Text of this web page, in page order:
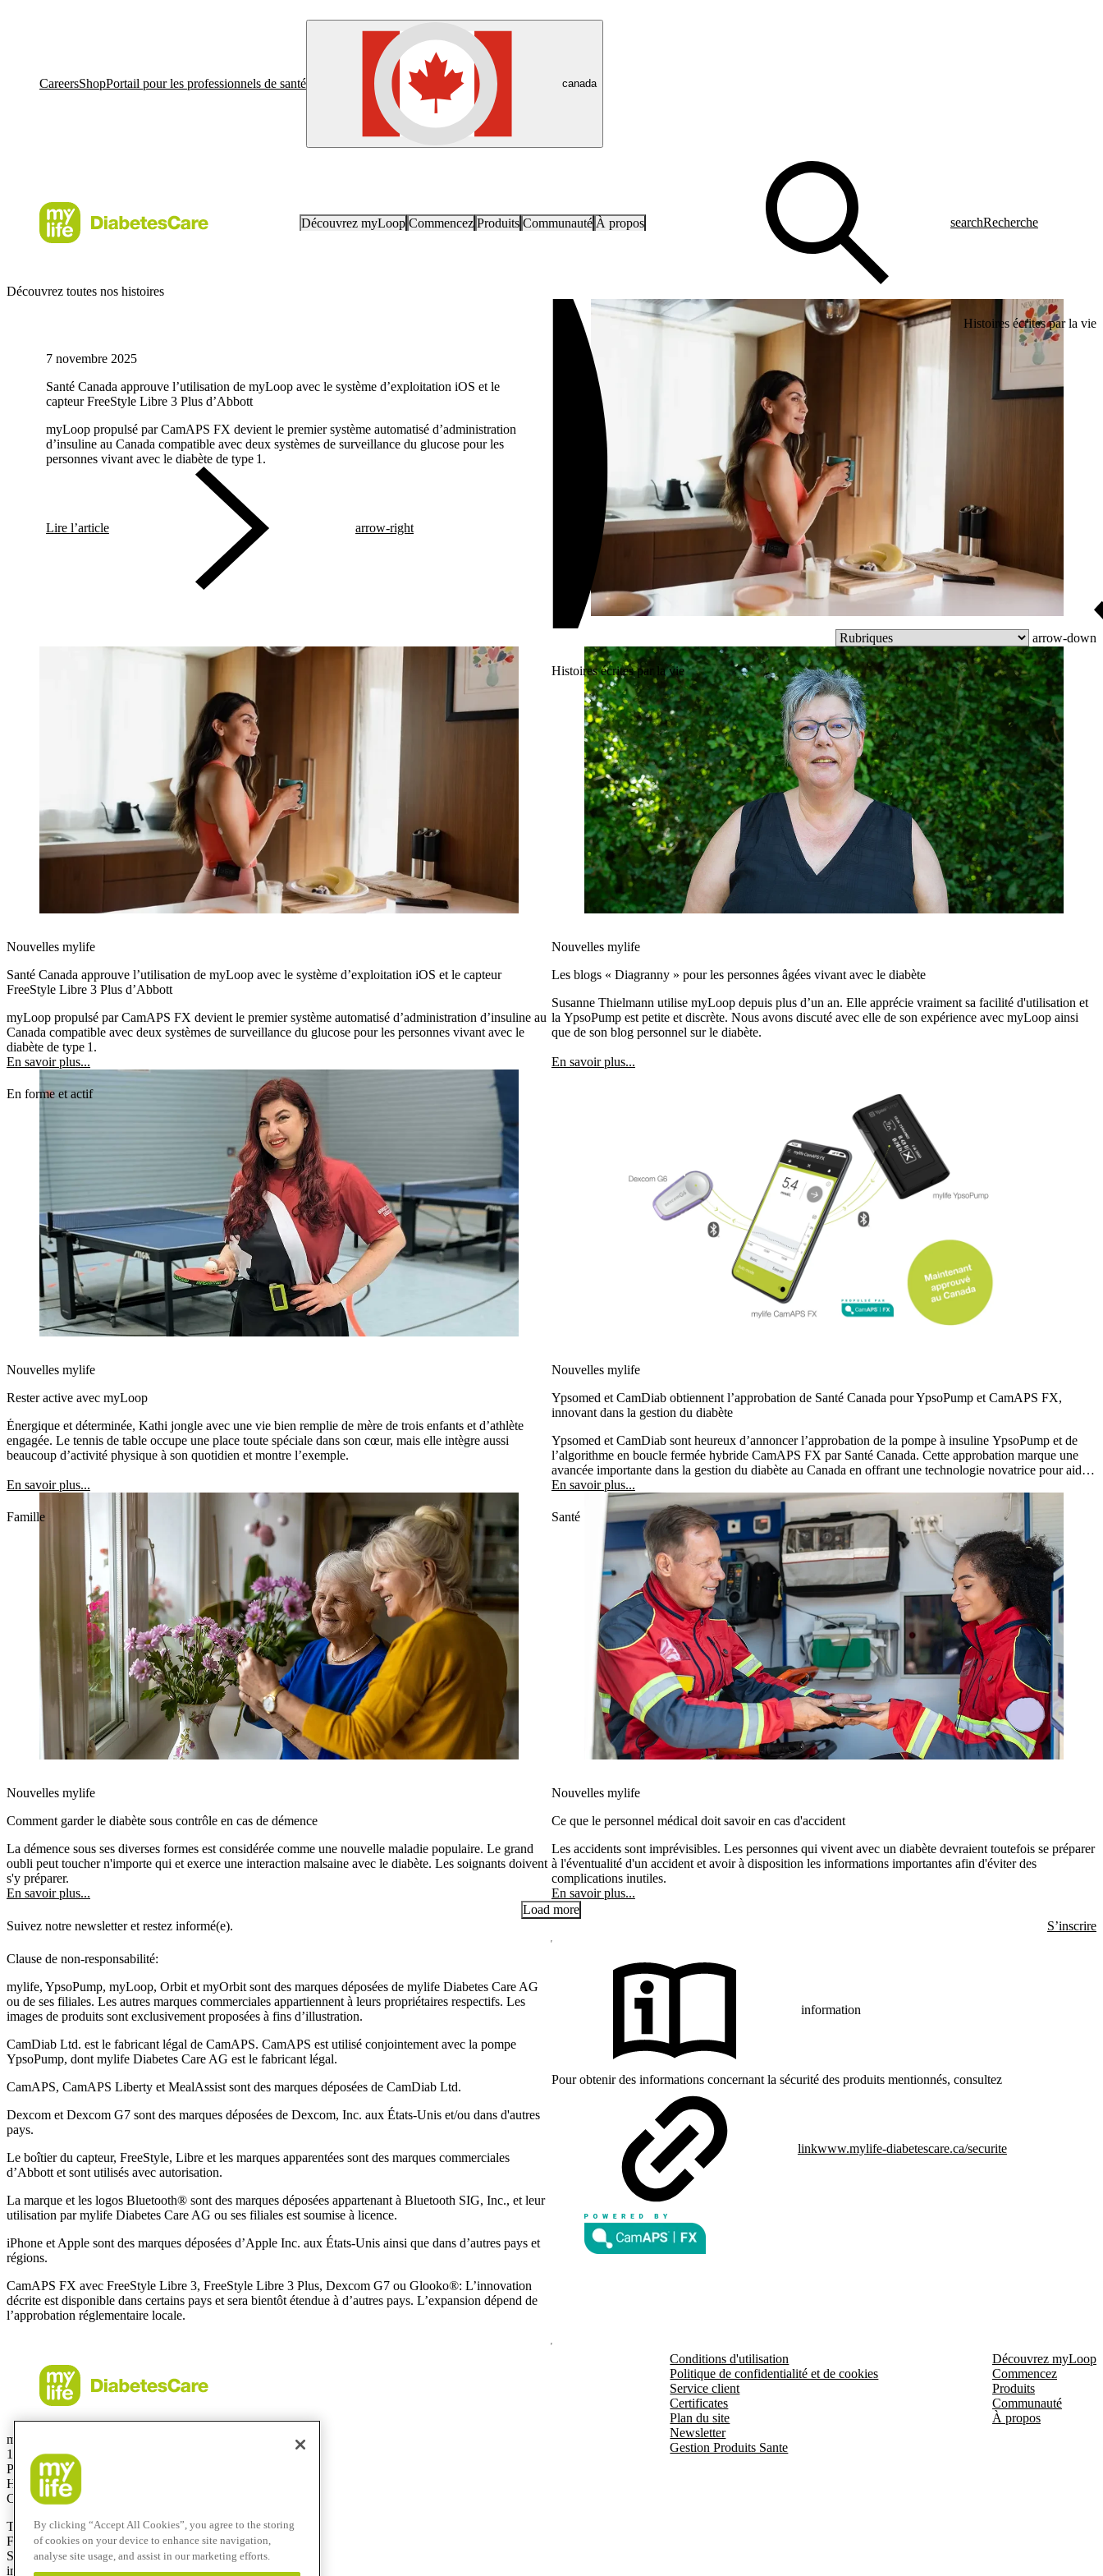
CareersShopPortail pour les professionnels de santé canada
Découvrez myLoop Commencez Produits Communauté À propos searchRecherche
Découvrez toutes nos histoires
Histoires écrites par la vie
7 novembre 2025
Santé Canada approuve l’utilisation de myLoop avec le système d’exploitation iOS et le
capteur FreeStyle Libre 3 Plus d’Abbott
myLoop propulsé par CamAPS FX devient le premier système automatisé d’administration
d’insuline au Canada compatible avec deux systèmes de surveillance du glucose pour les
personnes vivant avec le diabète de type 1.
Lire l’article arrow-right
arrow-down
Nouvelles mylife
Santé Canada approuve l’utilisation de myLoop avec le système d’exploitation iOS et le capteur
FreeStyle Libre 3 Plus d’Abbott
myLoop propulsé par CamAPS FX devient le premier système automatisé d’administration d’insuline au
Canada compatible avec deux systèmes de surveillance du glucose pour les personnes vivant avec le
diabète de type 1.
En savoir plus...
Histoires écrites par la vie
Nouvelles mylife
Les blogs « Diagranny » pour les personnes âgées vivant avec le diabète
Susanne Thielmann utilise myLoop depuis plus d’un an. Elle apprécie vraiment sa facilité d'utilisation et
la YpsoPump est petite et discrète. Nous avons discuté avec elle de son expérience avec myLoop ainsi
que de son blog personnel sur le diabète.
En savoir plus...
En forme et actif
Nouvelles mylife
Rester active avec myLoop
Énergique et déterminée, Kathi jongle avec une vie bien remplie de mère de trois enfants et d’athlète
engagée. Le tennis de table occupe une place toute spéciale dans son cœur, mais elle intègre aussi
beaucoup d’activité physique à son quotidien et montre l’exemple.
En savoir plus...
Nouvelles mylife
Ypsomed et CamDiab obtiennent l’approbation de Santé Canada pour YpsoPump et CamAPS FX,
innovant dans la gestion du diabète
Ypsomed et CamDiab sont heureux d’annoncer l’approbation de la pompe à insuline YpsoPump et de
l’algorithme en boucle fermée hybride CamAPS FX par Santé Canada. Cette approbation marque une
avancée importante dans la gestion du diabète au Canada en offrant une technologie novatrice pour aider
les personnes vivant avec le diabète de type 1
En savoir plus...
Famille
Nouvelles mylife
Comment garder le diabète sous contrôle en cas de démence
La démence sous ses diverses formes est considérée comme une nouvelle maladie populaire. Le grand
oubli peut toucher n'importe qui et exerce une interaction malsaine avec le diabète. Les soignants doivent
s'y préparer.
En savoir plus...
Santé
Nouvelles mylife
Ce que le personnel médical doit savoir en cas d'accident
Les accidents sont imprévisibles. Les personnes qui vivent avec un diabète devraient toutefois se préparer
à l'éventualité d'un accident et avoir à disposition les informations importantes afin d'éviter des
complications inutiles.
En savoir plus...
Load more
Suivez notre newsletter et restez informé(e).
S’inscrire
Clause de non-responsabilité:
mylife, YpsoPump, myLoop, Orbit et myOrbit sont des marques déposées de mylife Diabetes Care AG
ou de ses filiales. Les autres marques commerciales appartiennent à leurs propriétaires respectifs. Les
images de produits sont exclusivement proposées à fins d’illustration.
CamDiab Ltd. est le fabricant légal de CamAPS. CamAPS est utilisé conjointement avec la pompe
YpsoPump, dont mylife Diabetes Care AG est le fabricant légal.
CamAPS, CamAPS Liberty et MealAssist sont des marques déposées de CamDiab Ltd.
Dexcom et Dexcom G7 sont des marques déposées de Dexcom, Inc. aux États-Unis et/ou dans d'autres
pays.
Le boîtier du capteur, FreeStyle, Libre et les marques apparentées sont des marques commerciales
d’Abbott et sont utilisés avec autorisation.
La marque et les logos Bluetooth® sont des marques déposées appartenant à Bluetooth SIG, Inc., et leur
utilisation par mylife Diabetes Care AG ou ses filiales est soumise à licence.
iPhone et Apple sont des marques déposées d’Apple Inc. aux États-Unis ainsi que dans d’autres pays et
régions.
CamAPS FX avec FreeStyle Libre 3, FreeStyle Libre 3 Plus, Dexcom G7 ou Glooko®: L’innovation
décrite est disponible dans certains pays et sera bientôt étendue à d’autres pays. L’expansion dépend de
l’approbation réglementaire locale.
information
Pour obtenir des informations concernant la sécurité des produits mentionnés, consultez
linkwww.mylife-diabetescare.ca/securite
mylife Diabetes Care Canada Inc.
1 avenue Holiday, bureau 605
Pointe-Claire, QC
H9R 5N3
Canada
T
514-695-5959
F
514-695-0909
Sans frais :1-833-695-5959
info@mylife-diabetescare.ca
Conditions d'utilisation
Politique de confidentialité et de cookies
Service client
Certificates
Plan du site
Newsletter
Gestion Produits Sante
Découvrez myLoop
Commencez
Produits
Communauté
À propos
By clicking “Accept All Cookies”, you agree to the storing
of cookies on your device to enhance site navigation,
analyse site usage, and assist in our marketing efforts.